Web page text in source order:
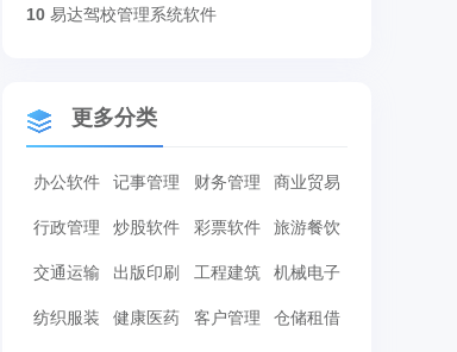
10 易达驾校管理系统软件
更多分类
办公软件 记事管理 财务管理 商业贸易
行政管理 炒股软件 彩票软件 旅游餐饮
交通运输 出版印刷 工程建筑 机械电子
纺织服装 健康医药 客户管理 仓储租借